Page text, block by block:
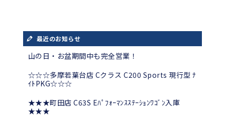
最近のお知らせ
山の日・お盆期間中も完全営業！
☆☆☆多摩若葉台店 Cクラス C200 Sports 現行型 ﾅ
ｲﾄPKG☆☆☆
★★★町田店 C63S Eﾊﾟﾌｫｰﾏﾝｽｽﾃｰｼｮﾝﾜｺﾞﾝ入庫
★★★